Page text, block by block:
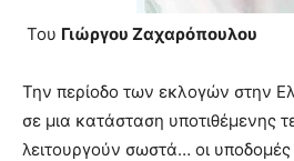
of
pornhun
porn
Του Γιώργου Ζαχαρόπουλου
Την περίοδο των εκλογών στην
σε μια κατάσταση υποτιθέμενης
λειτουργούν σωστά… οι